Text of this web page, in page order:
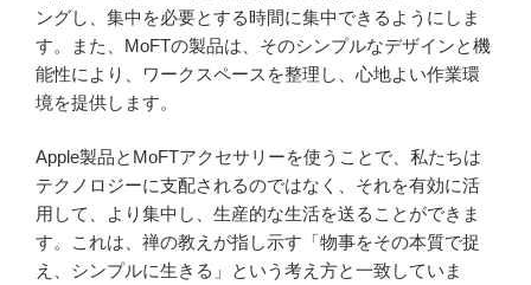
ングし、集中を必要とする時間に集中できるようにしま
す。また、MoFTの製品は、そのシンプルなデザインと機
能性により、ワークスペースを整理し、心地よい作業環
境を提供します。
Apple製品とMoFTアクセサリーを使うことで、私たちは
テクノロジーに支配されるのではなく、それを有効に活
用して、より集中し、生産的な生活を送ることができま
す。これは、禅の教えが指し示す「物事をその本質で捉
え、シンプルに生きる」という考え方と一致していま